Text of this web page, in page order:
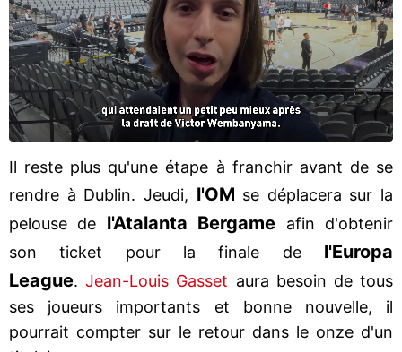
Il reste plus qu'une étape à franchir avant de se
rendre à Dublin. Jeudi, l'OM se déplacera sur la
pelouse de l'Atalanta Bergame afin d'obtenir
son ticket pour la finale de l'Europa
League.Jean-Louis Gasset aura besoin de tous
ses joueurs importants et bonne nouvelle, il
pourrait compter sur le retour dans le onze d'un